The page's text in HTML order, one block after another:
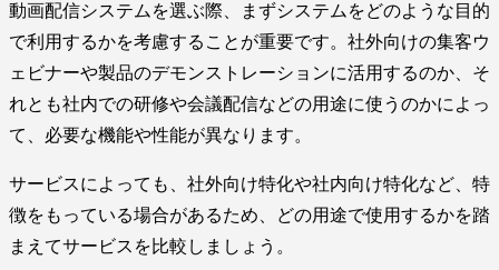
動画配信システムを選ぶ際、まずシステムをどのような目的
で利用するかを考慮することが重要です。社外向けの集客ウ
ェビナーや製品のデモンストレーションに活用するのか、そ
れとも社内での研修や会議配信などの用途に使うのかによっ
て、必要な機能や性能が異なります。
サービスによっても、社外向け特化や社内向け特化など、特
徴をもっている場合があるため、どの用途で使用するかを踏
まえてサービスを比較しましょう。